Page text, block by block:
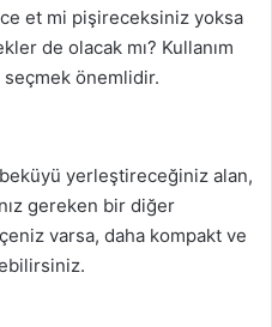
et mi pişireceksiniz yoksa
de olacak mı? Kullanım
seçmek önemlidir.
yerleştireceğiniz alan,
gereken bir diğer
varsa, daha kompakt ve